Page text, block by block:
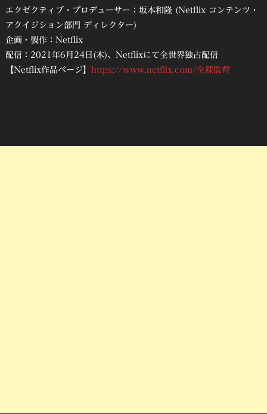
エクゼクティブ・プロデューサー：坂本和隆 (Netflix コンテンツ・
アクイジション部門 ディレクター)
企画・製作：Netflix
配信：2021年6月24日(木)、Netflixにて全世界独占配信
【Netflix作品ページ】 https://www.netflix.com/全裸監督